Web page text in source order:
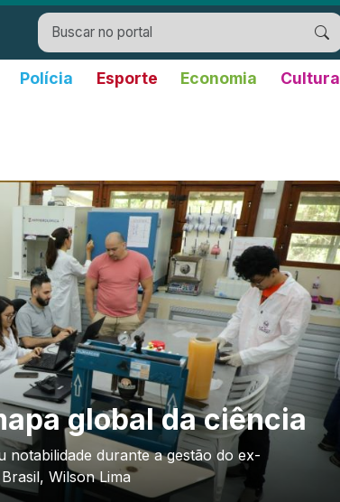
Polícia Esporte Economia Cultura
global da ciência
notabilidade durante a gestão do ex-
Wilson Lima